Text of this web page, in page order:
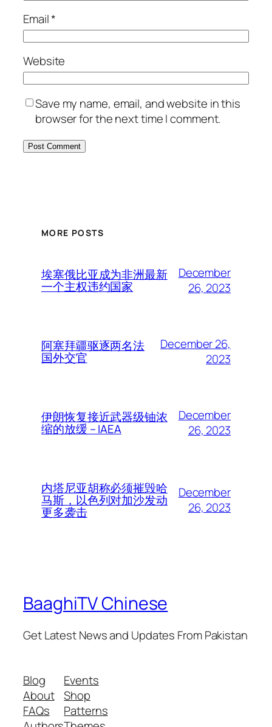
Email*
Website
Save my name, email, and website in this
browser for the next time I comment.
MORE POSTS
埃塞俄比亚成为非洲最新
一个主权违约国家
December
26, 2023
阿塞拜疆驱逐两名法
国外交官
December 26,
2023
伊朗恢复接近武器级铀浓
缩的放缓 – IAEA
December
26, 2023
内塔尼亚胡称必须摧毁哈
马斯，以色列对加沙发动
更多袭击
December
26, 2023
BaaghiTV Chinese
Get Latest News and Updates From Pakistan
Blog
About
FAQs
Events
Shop
Patterns